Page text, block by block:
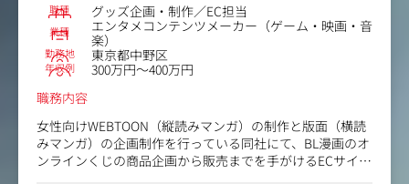
職種 グッズ企画・制作／EC担当
業種
エンタメコンテンツメーカー（ゲーム・映画・音
楽）
勤務地 東京都中野区
年収例
300万円～400万円
職務内容
女性向けWEBTOON（縦読みマンガ）の制作と版面（横読
みマンガ）の企画制作を行っている同社にて、BL漫画のオ
ンラインくじの商品企画から販売までを手がけるECサイト